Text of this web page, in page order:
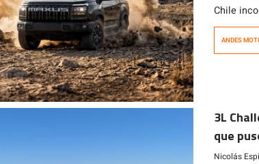
Chile
221 HP,
ANDES
3L
que
EX5
Nicolás